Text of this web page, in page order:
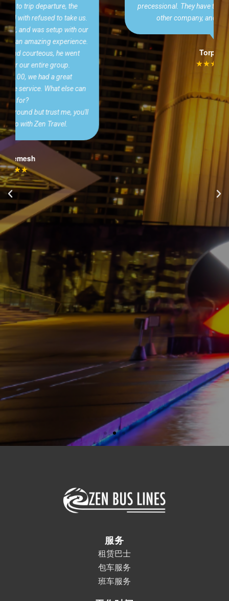
precessional. They have their own buses, not from
other company, and very clean inside.
Torpedo
★★★★★
服务
租赁巴士
包车服务
班车服务